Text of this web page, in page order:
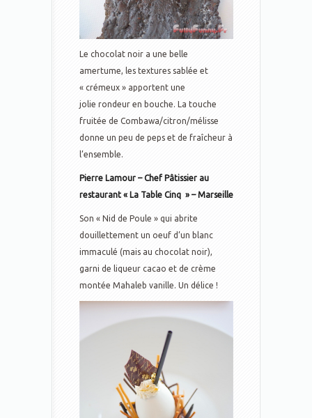
Le chocolat noir a une belle
amertume, les textures sablée et
« crémeux » apportent une
jolie rondeur en bouche. La touche
fruitée de Combawa/citron/mélisse
donne un peu de peps et de fraîcheur à
l’ensemble.
Pierre Lamour – Chef Pâtissier au
restaurant « La Table Cinq » – Marseille
Son « Nid de Poule » qui abrite
douillettement un oeuf d’un blanc
immaculé (mais au chocolat noir),
garni de liqueur cacao et de crème
montée Mahaleb vanille. Un délice !